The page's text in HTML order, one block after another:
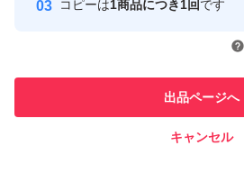
引を完
での取
コピーは1商品につき1回です
出品ページへ
キャンセル